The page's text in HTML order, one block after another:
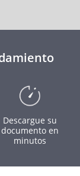
Descargue su
documento en
minutos